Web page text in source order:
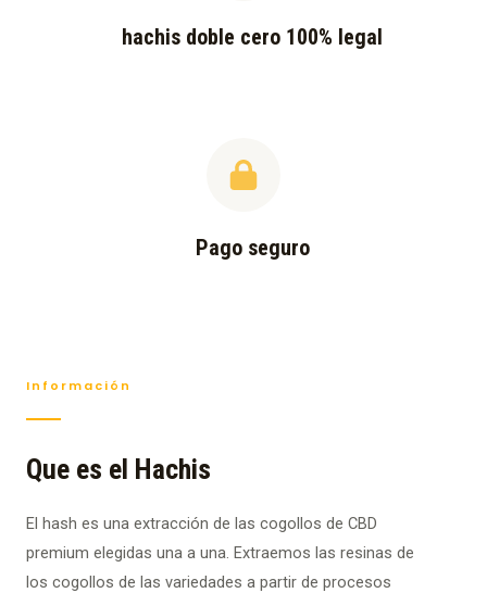
hachis doble cero 100% legal
Pago seguro
Información
Que es el Hachis
El hash es una extracción de las cogollos de CBD
premium elegidas una a una. Extraemos las resinas de
los cogollos de las variedades a partir de procesos